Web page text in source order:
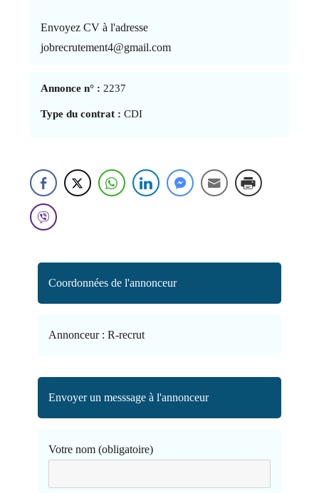
Envoyez CV à l'adresse
jobrecrutement4@gmail.com
Annonce n° : 2237
Type du contrat : CDI
Coordonnées de l'annonceur
Annonceur : R-recrut
Envoyer un messsage à l'annonceur
Votre nom (obligatoire)